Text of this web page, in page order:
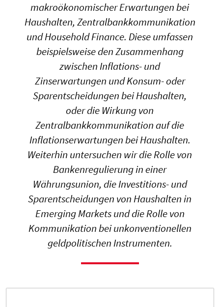
makroökonomischer Erwartungen bei
Haushalten, Zentralbankkommunikation
und Household Finance. Diese umfassen
beispielsweise den Zusammenhang
zwischen Inflations- und
Zinserwartungen und Konsum- oder
Sparentscheidungen bei Haushalten,
oder die Wirkung von
Zentralbankkommunikation auf die
Inflationserwartungen bei Haushalten.
Weiterhin untersuchen wir die Rolle von
Bankenregulierung in einer
Währungsunion, die Investitions- und
Sparentscheidungen von Haushalten in
Emerging Markets und die Rolle von
Kommunikation bei unkonventionellen
geldpolitischen Instrumenten.